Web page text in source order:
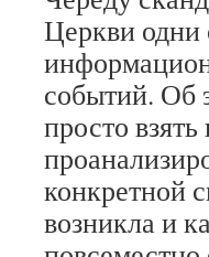
Церкви одни
событий. Об
просто
конкретной
возникла и